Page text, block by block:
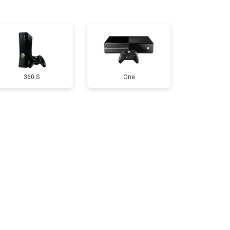
550 ₽ Заказать
650 ₽ Заказать
360 S One